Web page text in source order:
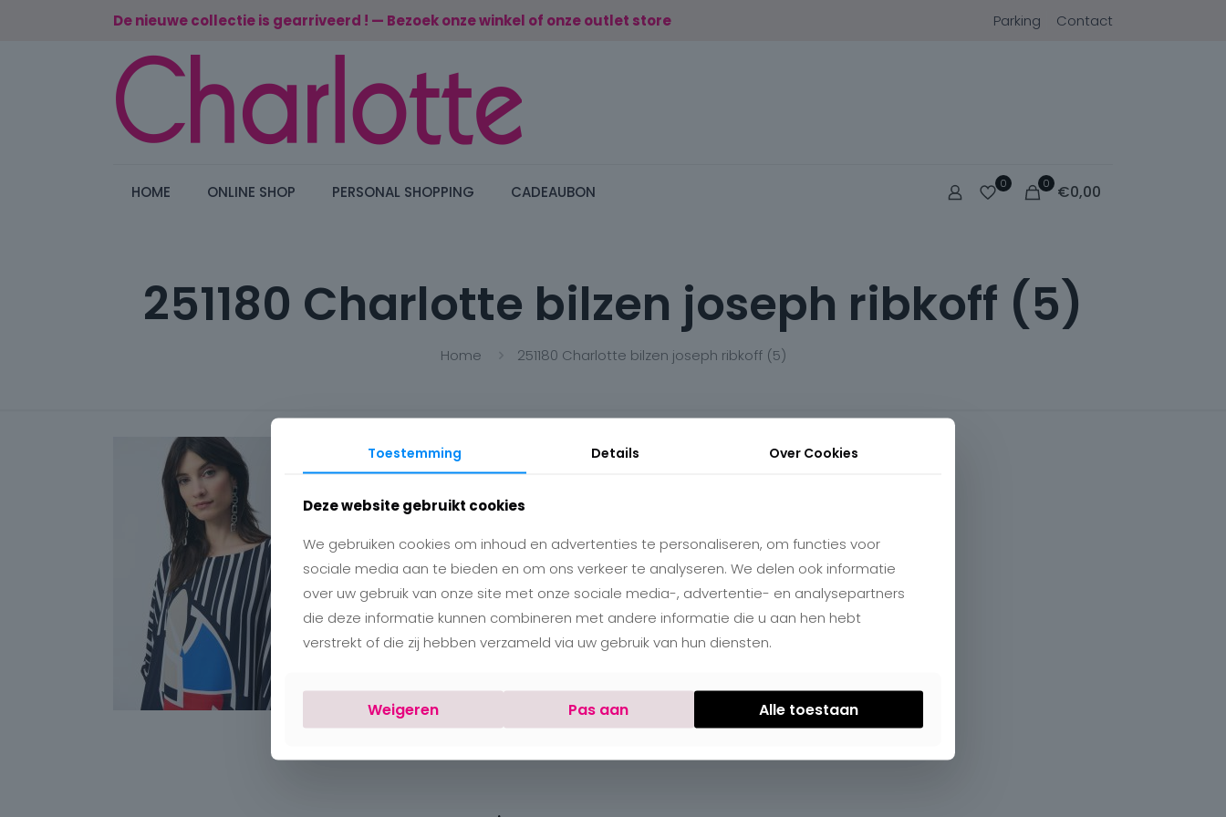
De nieuwe collectie is gearriveerd ! — Bezoek onze winkel of onze outlet store Parking Contact
HOME ONLINE SHOP PERSONAL SHOPPING CADEAUBON 0 0 €0,00
251180 Charlotte bilzen joseph ribkoff (5)
Home 251180 Charlotte bilzen joseph ribkoff (5)
Toestemming Details Over Cookies
Deze website gebruikt cookies
We gebruiken cookies om inhoud en advertenties te personaliseren, om functies voor
sociale media aan te bieden en om ons verkeer te analyseren. We delen ook informatie
over uw gebruik van onze site met onze sociale media-, advertentie- en analysepartners
die deze informatie kunnen combineren met andere informatie die u aan hen hebt
verstrekt of die zij hebben verzameld via uw gebruik van hun diensten.
Weigeren Pas aan Alle toestaan